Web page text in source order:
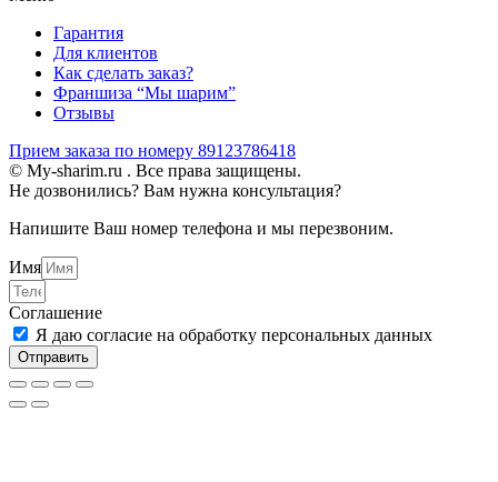
Гарантия
Для клиентов
Как сделать заказ?
Франшиза “Мы шарим”
Отзывы
Прием заказа по номеру 89123786418
© My-sharim.ru . Все права защищены.
Не дозвонились? Вам нужна консультация?
Напишите Ваш номер телефона и мы перезвоним.
Имя
Соглашение
Я даю согласие на обработку персональных данных
Отправить